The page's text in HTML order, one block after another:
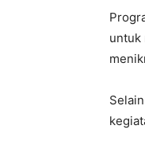
untuk